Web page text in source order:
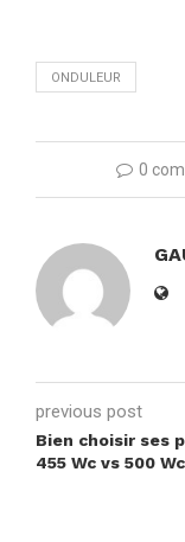
ONDULEUR
0
previous post
Bien choisir ses
455 Wc vs 500 Wc